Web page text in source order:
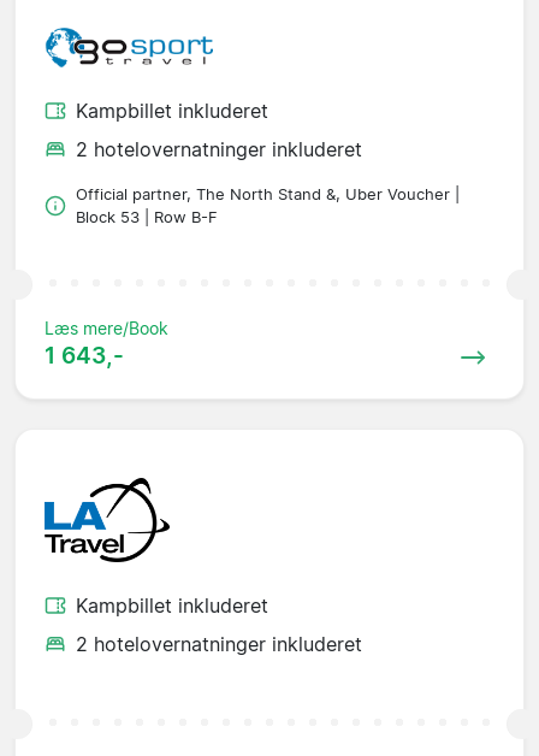
Kampbillet inkluderet
2 hotelovernatninger inkluderet
Official partner, The North Stand &, Uber Voucher |
Block 53 | Row B-F
Læs mere/Book
1 643,-
Kampbillet inkluderet
2 hotelovernatninger inkluderet